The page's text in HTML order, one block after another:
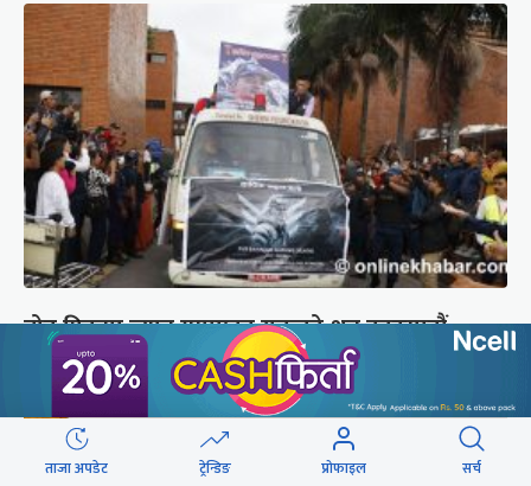
ब्रोड पिकमा ज्यान गुमाएका युक्तको शव काठमाडौं
ल्याइयो (तस्वीरहरू)
ताजा अपडेट ट्रेन्डिङ प्रोफाइल सर्च